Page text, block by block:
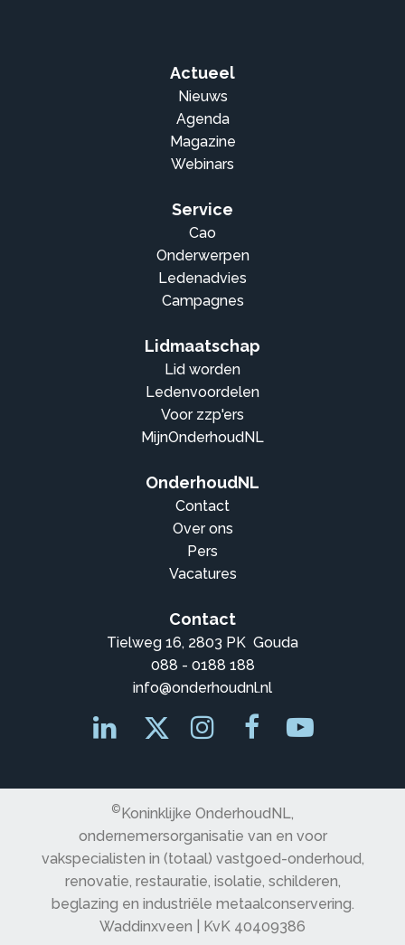
Actueel
Nieuws
Agenda
Magazine
Webinars
Service
Cao
Onderwerpen
Ledenadvies
Campagnes
Lidmaatschap
Lid worden
Ledenvoordelen
Voor zzp'ers
MijnOnderhoudNL
OnderhoudNL
Contact
Over ons
Pers
Vacatures
Contact
Tielweg 16, 2803 PK Gouda
088 - 0188 188
info@onderhoudnl.nl
©Koninklijke OnderhoudNL,
ondernemersorganisatie van en voor
vakspecialisten in (totaal) vastgoed-onderhoud,
renovatie, restauratie, isolatie, schilderen,
beglazing en industriële metaalconservering.
Waddinxveen | KvK 40409386